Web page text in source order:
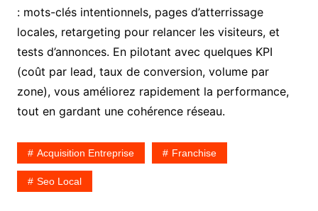
: mots-clés intentionnels, pages d’atterrissage
locales, retargeting pour relancer les visiteurs, et
tests d’annonces. En pilotant avec quelques KPI
(coût par lead, taux de conversion, volume par
zone), vous améliorez rapidement la performance,
tout en gardant une cohérence réseau.
Acquisition Entreprise Franchise
Seo Local